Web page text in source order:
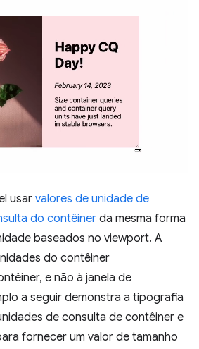
usar valores de unidade de
do contêiner da mesma forma
baseados no viewport. A
do contêiner
e não à janela de
a seguir demonstra a tipografia
de consulta de contêiner e
fornecer um valor de tamanho